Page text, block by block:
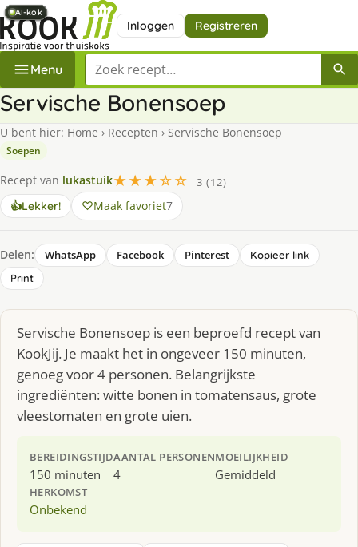
Inloggen Registreren
Menu Zoek een recept
Servische Bonensoep
U bent hier: Home › Recepten › Servische Bonensoep
Soepen
Recept van lukastuik★★★☆☆
3 (12)
👍Lekker! Maak favoriet7
Delen: WhatsApp Facebook Pinterest
Kopieer link
Print
Servische Bonensoep is een beproefd recept van
KookJij. Je maakt het in ongeveer 150 minuten,
genoeg voor 4 personen. Belangrijkste
ingrediënten: witte bonen in tomatensaus, grote
vleestomaten en grote uien.
BEREIDINGSTIJD
150 minuten
AANTAL PERSONEN
4
MOEILIJKHEID
Gemiddeld
HERKOMST
Onbekend
AI-kok
AI-kok
AI-kok
AI-kok
AI-kok
AI-kok
AI-kok